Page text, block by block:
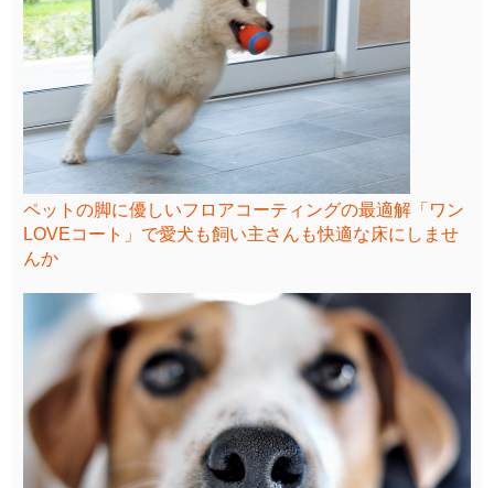
ペットの脚に優しいフロアコーティングの最適解「ワン
LOVEコート」で愛犬も飼い主さんも快適な床にしませ
んか